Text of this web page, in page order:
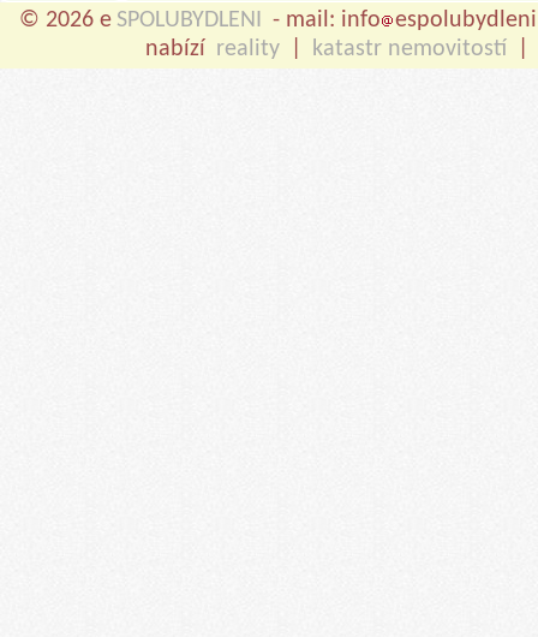
© 2026 e SPOLUBYDLENI - mail: info
nabízí reality katastr nemovitostí